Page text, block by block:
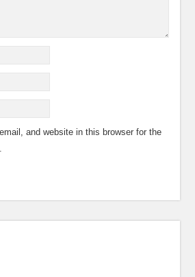
and website in this browser for the